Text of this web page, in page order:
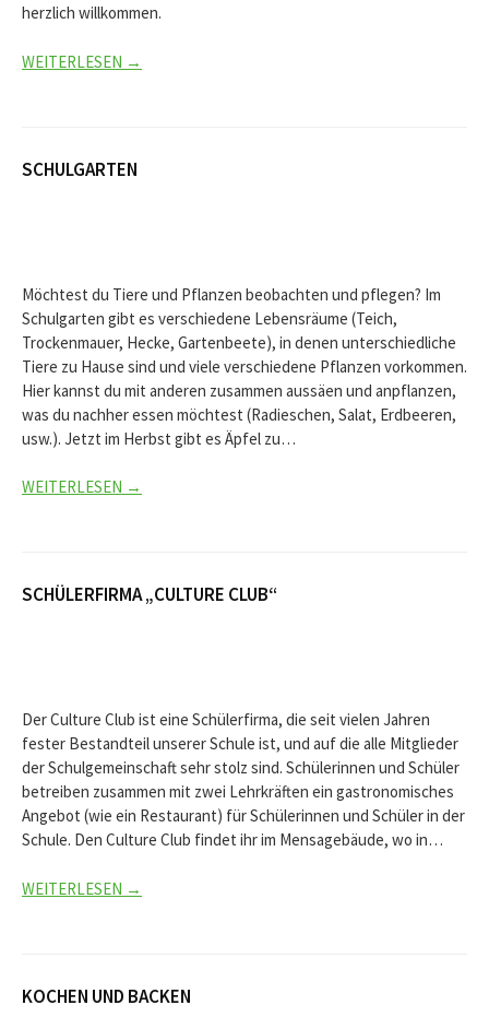
herzlich willkommen.
WEITERLESEN →
SCHULGARTEN
Möchtest du Tiere und Pflanzen beobachten und pflegen? Im
Schulgarten gibt es verschiedene Lebensräume (Teich,
Trockenmauer, Hecke, Gartenbeete), in denen unterschiedliche
Tiere zu Hause sind und viele verschiedene Pflanzen vorkommen.
Hier kannst du mit anderen zusammen aussäen und anpflanzen,
was du nachher essen möchtest (Radieschen, Salat, Erdbeeren,
usw.). Jetzt im Herbst gibt es Äpfel zu…
WEITERLESEN →
SCHÜLERFIRMA „CULTURE CLUB“
Der Culture Club ist eine Schülerfirma, die seit vielen Jahren
fester Bestandteil unserer Schule ist, und auf die alle Mitglieder
der Schulgemeinschaft sehr stolz sind. Schülerinnen und Schüler
betreiben zusammen mit zwei Lehrkräften ein gastronomisches
Angebot (wie ein Restaurant) für Schülerinnen und Schüler in der
Schule. Den Culture Club findet ihr im Mensagebäude, wo in…
WEITERLESEN →
KOCHEN UND BACKEN